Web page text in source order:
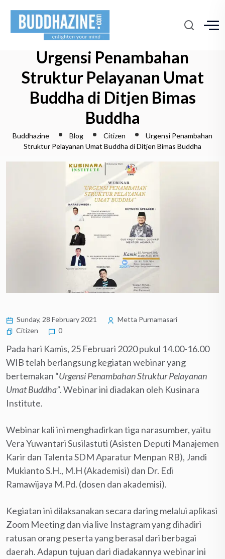
Urgensi Penambahan
Struktur Pelayanan Umat
Buddha di Ditjen Bimas
Buddha
Buddhazine Blog Citizen
Urgensi Penambahan
Struktur Pelayanan Umat Buddha di Ditjen Bimas Buddha
Sunday, 28 February 2021
Metta Purnamasari
Citizen
0
Pada hari Kamis, 25 Februari 2020 pukul 14.00-16.00
WIB telah berlangsung kegiatan webinar yang
bertemakan “Urgensi Penambahan Struktur Pelayanan
Umat Buddha”. Webinar ini diadakan oleh Kusinara
Institute.
Webinar kali ini menghadirkan tiga narasumber, yaitu
Vera Yuwantari Susilastuti (Asisten Deputi Manajemen
Karir dan Talenta SDM Aparatur Menpan RB), Jandi
Mukianto S.H., M.H (Akademisi) dan Dr. Edi
Ramawijaya M.Pd. (dosen dan akademisi).
Kegiatan ini dilaksanakan secara daring melalui aplikasi
Zoom Meeting dan via live Instagram yang dihadiri
ratusan orang peserta yang berasal dari berbagai
daerah. Adapun tujuan dari diadakannya webinar ini